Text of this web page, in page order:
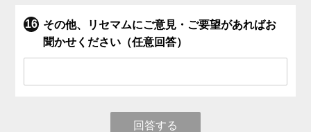
その他、リセマムにご意見・ご要望があればお
聞かせください（任意回答）
回答する